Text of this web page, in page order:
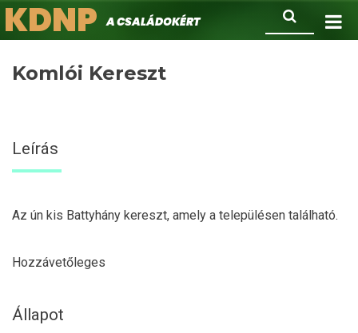
Ugrás
a
Keresés
KDNPA családokért.
Komlói Kereszt
Leírás
Az ún kis Battyhány kereszt, amely a településen található.
Hozzávetőleges
Állapot